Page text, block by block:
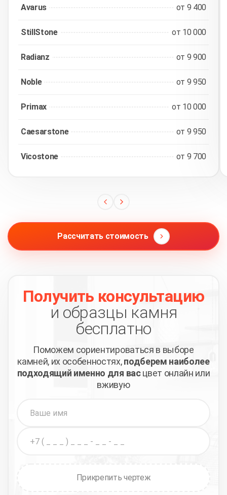
Avarus от 9 400
StillStone от 10 000
Radianz от 9 900
Noble от 9 950
Primax от 10 000
Caesarstone от 9 950
Vicostone от 9 700
Рассчитать стоимость
Получить консультацию
и образцы камня
бесплатно
Поможем сориентироваться в выборе
камней, их особенностях,подберем наиболее
подходящий именно для васцвет онлайн или
вживую
Прикрепить чертеж